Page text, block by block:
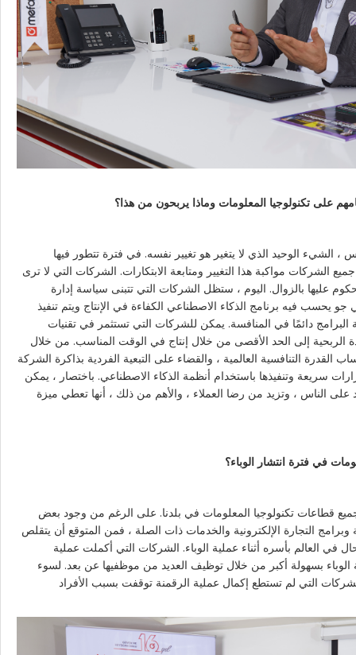
على تكنولوجيا المعلومات وماذا يربحون من هذا؟
الشيء الوحيد الذي لا يتغير هو تغيير نفسه. في فترة تتطور فيها
الشركات مواكبة هذا التغيير ومتابعة الابتكارات. الشركات التي لا ترى
عليها بالزوال. اليوم ، ستظل الشركات التي تتبنى سياسة إدارة
يحسب فيه برنامج الذكاء الاصطناعي الكفاءة في الإنتاج ويتم تنفيذ
دائمًا في المنافسة. يمكن للشركات التي تستثمر في تقنيات
الربحية إلى الحد الأقصى من خلال إنتاج في الوقت المناسب. من خلال
القدرة التنافسية العالمية ، والقضاء على التبعية الفردية بذاكرة الشركة
سريعة وتنفيذها باستخدام أنظمة الذكاء الاصطناعي. باختصار ، يمكن
على الناس ، وتزيد من رضا العملاء ، والأهم من ذلك ، أنها تعطي ميزة
في فترة انتشار الوباء؟
قطاعات تكنولوجيا المعلومات في بلدنا. على الرغم من وجود بعض
وبرامج التجارة الإلكترونية والخدمات ذات الصلة ، فمن المتوقع أن يتقلص
في العالم بأسره أثناء عملية الوباء. الشركات التي أكملت عملية
بسهولة أكبر من خلال توظيف العديد من موظفيها عن بعد. لسوء
التي لم تستطع إكمال عملية الرقمنة توقفت بسبب الأفراد